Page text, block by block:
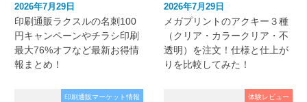
2026年7月29日
印刷通販ラクスルの名刺100
円キャンペーンやチラシ印刷
最大76%オフなど最新お得情
報まとめ！
2026年7月29日
メガプリントのアクキー３種
（クリア・カラークリア・不
透明）を注文！仕様と仕上が
りを比較してみた！
印刷通販マーケット情報 体験レビュー